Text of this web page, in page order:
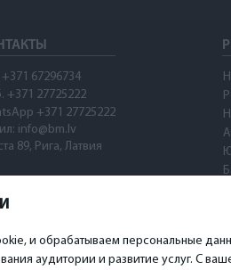
и обрабатываем персональные
аудитории и развитие услуг. С
+371 67296734
+371 27725222
+371 27725222
info@bm.lv
89, Рига, Латвия